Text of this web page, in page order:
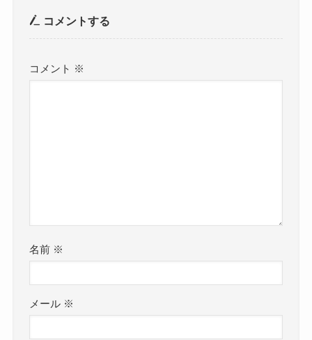
コメントする
コメント ※
名前 ※
メール ※